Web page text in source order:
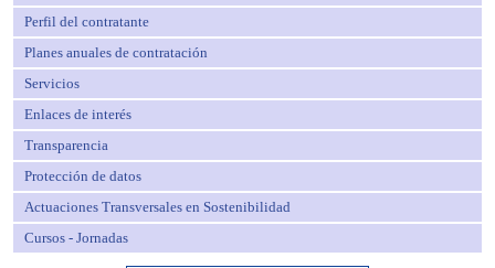
Perfil del contratante
Planes anuales de contratación
Servicios
Enlaces de interés
Transparencia
Protección de datos
Actuaciones Transversales en Sostenibilidad
Cursos - Jornadas